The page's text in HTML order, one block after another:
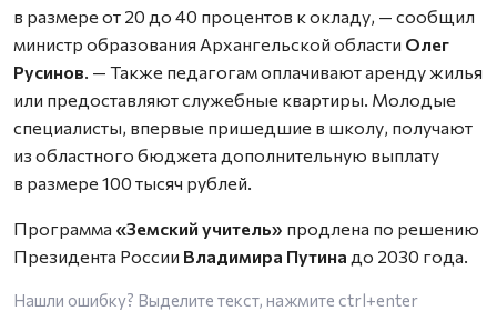
в размере от 20 до 40 процентов к окладу, — сообщил
министр образования Архангельской области Олег
Русинов. — Также педагогам оплачивают аренду жилья
или предоставляют служебные квартиры. Молодые
специалисты, впервые пришедшие в школу, получают
из областного бюджета дополнительную выплату
в размере 100 тысяч рублей.
Программа «Земский учитель» продлена по решению
Президента России Владимира Путина до 2030 года.
Нашли ошибку? Выделите текст, нажмите ctrl+enter